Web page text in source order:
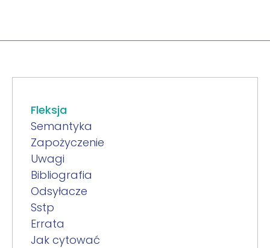
Fleksja
Semantyka
Zapożyczenie
Uwagi
Bibliografia
Odsyłacze
Sstp
Errata
Jak cytować